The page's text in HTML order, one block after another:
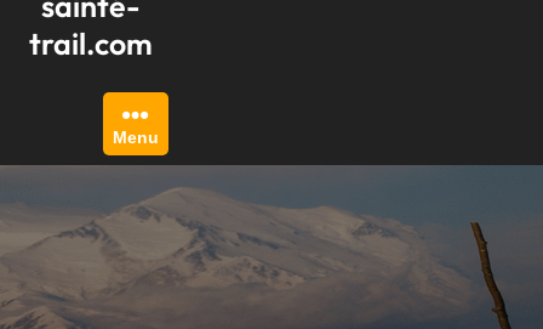
trail.com
Menu